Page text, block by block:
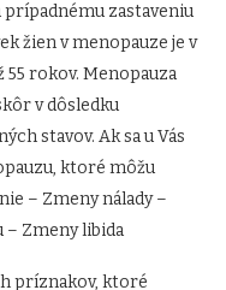
zastaveniu
žien v menopauze je v
rokov. Menopauza
v dôsledku
stavov. Ak sa u Vás
ktoré môžu
– Zmeny nálady –
– Zmeny libida
príznakov, ktoré